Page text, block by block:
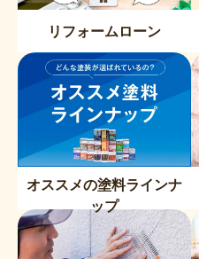
リフォームローン
オススメの塗料ラインナ
ップ